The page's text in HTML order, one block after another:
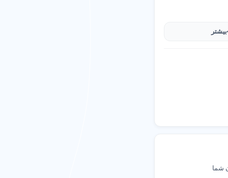
ها را ارزیابی کنید.
بیشتر
شما